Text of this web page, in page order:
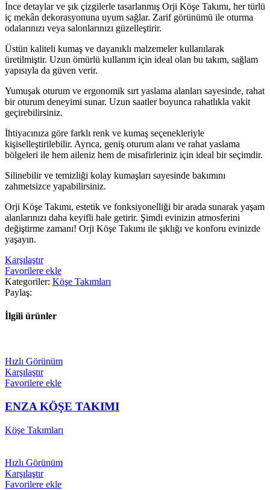
İnce detaylar ve şık çizgilerle tasarlanmış Orji Köşe Takımı, her türlü
iç mekân dekorasyonuna uyum sağlar. Zarif görünümü ile oturma
odalarınızı veya salonlarınızı güzelleştirir.
Üstün kaliteli kumaş ve dayanıklı malzemeler kullanılarak
üretilmiştir. Uzun ömürlü kullanım için ideal olan bu takım, sağlam
yapısıyla da güven verir.
Yumuşak oturum ve ergonomik sırt yaslama alanları sayesinde, rahat
bir oturum deneyimi sunar. Uzun saatler boyunca rahatlıkla vakit
geçirebilirsiniz.
İhtiyacınıza göre farklı renk ve kumaş seçenekleriyle
kişiselleştirilebilir. Ayrıca, geniş oturum alanı ve rahat yaslama
bölgeleri ile hem aileniz hem de misafirleriniz için ideal bir seçimdir.
Silinebilir ve temizliği kolay kumaşları sayesinde bakımını
zahmetsizce yapabilirsiniz.
Orji Köşe Takımı, estetik ve fonksiyonelliği bir arada sunarak yaşam
alanlarınızı daha keyifli hale getirir. Şimdi evinizin atmosferini
değiştirme zamanı! Orji Köşe Takımı ile şıklığı ve konforu evinizde
yaşayın.
Karşılaştır
Favorilere ekle
Kategoriler: Köşe Takımları
Paylaş:
İlgili ürünler
Hızlı Görünüm
Karşılaştır
Favorilere ekle
ENZA KÖŞE TAKIMI
Köşe Takımları
Hızlı Görünüm
Karşılaştır
Favorilere ekle